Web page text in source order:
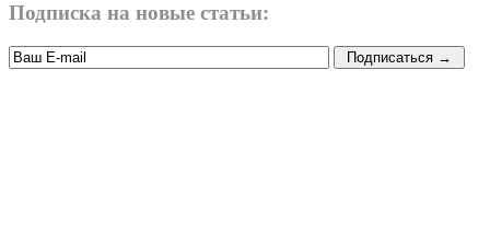
Подписка на новые статьи: